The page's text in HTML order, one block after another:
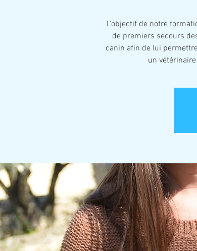
L'objectif de notre
de premiers secours
canin afin de lui
un